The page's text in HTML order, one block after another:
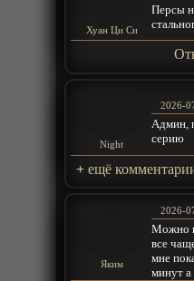
Хуан Ци Си
Персы
Night
2026-
Админ,
серию
+ ещё
Яким
2026-
Можно
все
мне
минут а